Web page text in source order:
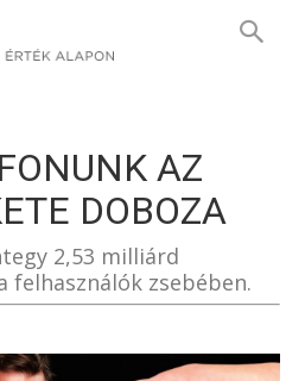
AZ
DOBOZA
2,53 milliárd
zsebében.